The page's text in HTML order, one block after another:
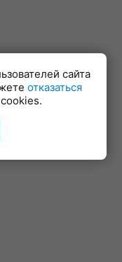
сайта
отказаться